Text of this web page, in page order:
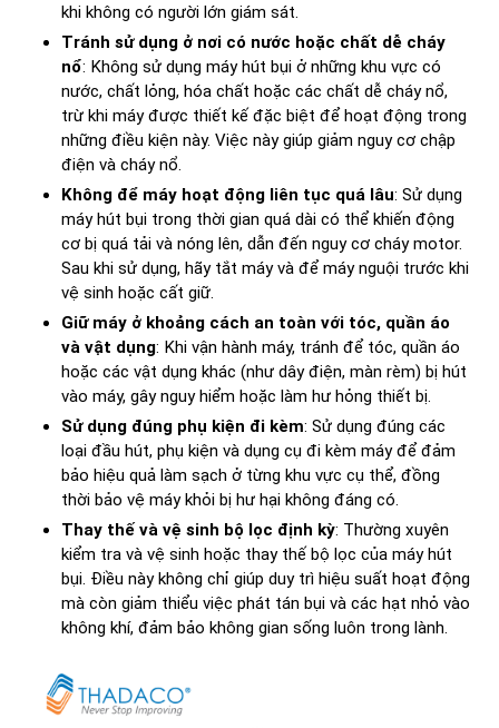
khi không có người lớn giám sát.
Tránh sử dụng ở nơi có nước hoặc chất dễ cháy
nổ: Không sử dụng máy hút bụi ở những khu vực có
nước, chất lỏng, hóa chất hoặc các chất dễ cháy nổ,
trừ khi máy được thiết kế đặc biệt để hoạt động trong
những điều kiện này. Việc này giúp giảm nguy cơ chập
điện và cháy nổ.
Không để máy hoạt động liên tục quá lâu: Sử dụng
máy hút bụi trong thời gian quá dài có thể khiến động
cơ bị quá tải và nóng lên, dẫn đến nguy cơ cháy motor.
Sau khi sử dụng, hãy tắt máy và để máy nguội trước khi
vệ sinh hoặc cất giữ.
Giữ máy ở khoảng cách an toàn với tóc, quần áo
và vật dụng: Khi vận hành máy, tránh để tóc, quần áo
hoặc các vật dụng khác (như dây điện, màn rèm) bị hút
vào máy, gây nguy hiểm hoặc làm hư hỏng thiết bị.
Sử dụng đúng phụ kiện đi kèm: Sử dụng đúng các
loại đầu hút, phụ kiện và dụng cụ đi kèm máy để đảm
bảo hiệu quả làm sạch ở từng khu vực cụ thể, đồng
thời bảo vệ máy khỏi bị hư hại không đáng có.
Thay thế và vệ sinh bộ lọc định kỳ: Thường xuyên
kiểm tra và vệ sinh hoặc thay thế bộ lọc của máy hút
bụi. Điều này không chỉ giúp duy trì hiệu suất hoạt động
mà còn giảm thiểu việc phát tán bụi và các hạt nhỏ vào
không khí, đảm bảo không gian sống luôn trong lành.